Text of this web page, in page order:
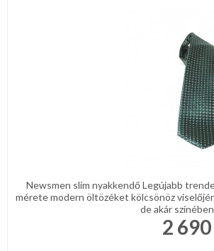
Newsmen slim nyakkendő Legújabb
mérete modern öltözéket kölcsönöz
de akár
2 690